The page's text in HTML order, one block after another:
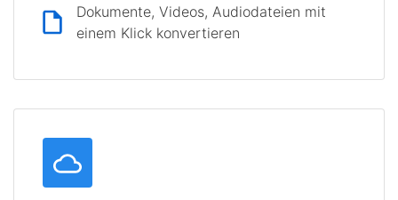
Dokumente, Videos, Audiodateien mit
einem Klick konvertieren